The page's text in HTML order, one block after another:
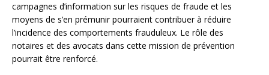
campagnes d’information sur les risques de fraude et les
moyens de s’en prémunir pourraient contribuer à réduire
l’incidence des comportements frauduleux. Le rôle des
notaires et des avocats dans cette mission de prévention
pourrait être renforcé.